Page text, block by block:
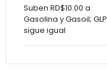
Suben RD$10.00 a
Gasolina y Gasoil; GLP
sigue igual